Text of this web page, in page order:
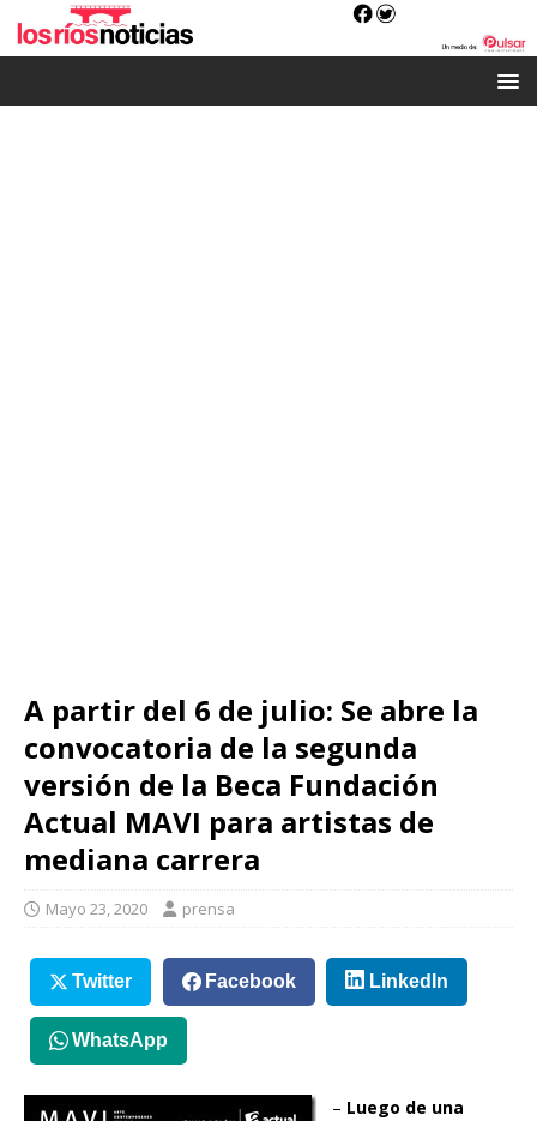
A partir del 6 de julio: Se abre la
convocatoria de la segunda
versión de la Beca Fundación
Actual MAVI para artistas de
mediana carrera
Mayo 23, 2020 prensa
Twitter Facebook LinkedIn
WhatsApp
– Luego de una